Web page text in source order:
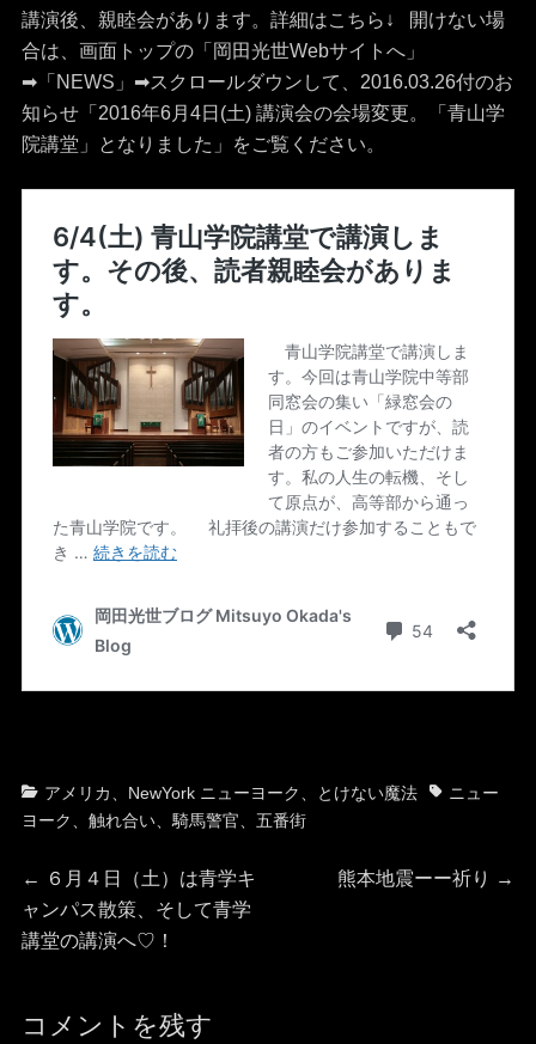
講演後、親睦会があります。詳細はこちら↓ 開けない場
合は、画面トップの「岡田光世Webサイトへ」
➡「NEWS」➡スクロールダウンして、2016.03.26付のお
知らせ「2016年6月4日(土) 講演会の会場変更。「青山学
院講堂」となりました」
をご覧ください。
カ
テ
ー
アメリカ NewYork ニューヨーク とけない魔法
タ ニュー
ヨーク
触れ合い、 騎馬警官 五番街
投
稿
←
前
の
投
６月４日（土）は青学キ
ャンパス散策、そして青学
講堂の講演へ♡！
次
熊本地震ーー祈り →
コメントを残す